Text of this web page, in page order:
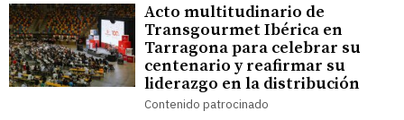
Acto multitudinario de
Transgourmet Ibérica en
Tarragona para celebrar su
centenario y reafirmar su
liderazgo en la distribución
Contenido patrocinado